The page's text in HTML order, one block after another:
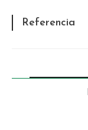
Referencia